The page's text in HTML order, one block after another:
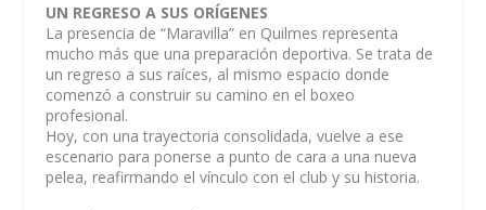
UN REGRESO A SUS ORÍGENES
La presencia de “Maravilla” en Quilmes representa
mucho más que una preparación deportiva. Se trata de
un regreso a sus raíces, al mismo espacio donde
comenzó a construir su camino en el boxeo
profesional.
Hoy, con una trayectoria consolidada, vuelve a ese
escenario para ponerse a punto de cara a una nueva
pelea, reafirmando el vínculo con el club y su historia.